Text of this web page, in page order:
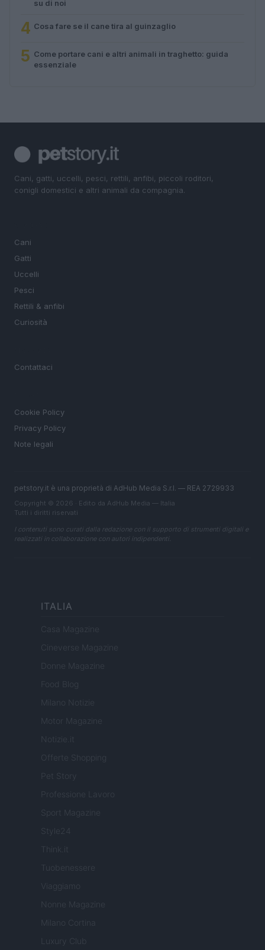
su di noi
4 Cosa fare se il cane tira al guinzaglio
5 Come portare cani e altri animali in traghetto: guida
essenziale
Cani, gatti, uccelli, pesci, rettili, anfibi, piccoli roditori,
conigli domestici e altri animali da compagnia.
Cani
Gatti
Uccelli
Pesci
Rettili & anfibi
Curiosità
Contattaci
Cookie Policy
Privacy Policy
Note legali
petstory.it è una proprietà di AdHub Media S.r.l. — REA 2729933
Copyright © 2026 · Edito da AdHub Media — Italia
Tutti i diritti riservati
I contenuti sono curati dalla redazione con il supporto di strumenti digitali e
realizzati in collaborazione con autori indipendenti.
ITALIA
Casa Magazine
Cineverse Magazine
Donne Magazine
Food Blog
Milano Notizie
Motor Magazine
Notizie.it
Offerte Shopping
Professione Lavoro
Sport Magazine
Style24
Think.it
Tuobenessere
Viaggiamo
Nonne Magazine
Milano Cortina
Luxury Club